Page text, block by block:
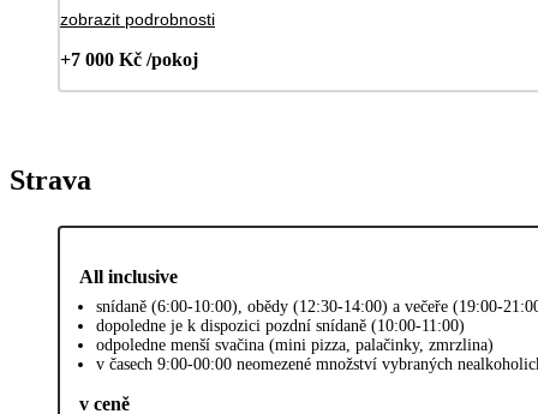
zobrazit podrobnosti
+7 000 Kč /pokoj
Strava
All inclusive
snídaně (6:00-10:00), obědy (12:30-14:00) a večeře (19:00-
dopoledne je k dispozici pozdní snídaně (10:00-11:00)
odpoledne menší svačina (mini pizza, palačinky, zmrzlina)
v časech 9:00-00:00 neomezené množství vybraných
v ceně